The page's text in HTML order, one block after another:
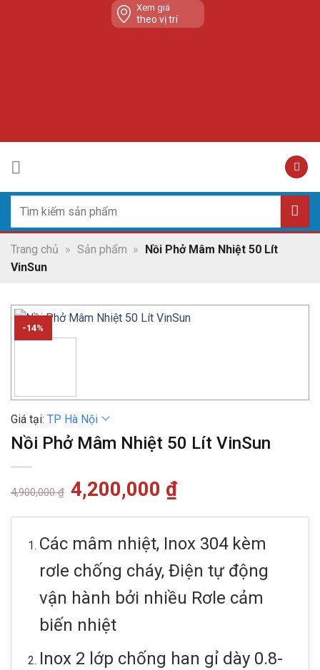
Xem giá
theo vị trí
kiếm:
Trang chủ » Sản phẩm » Nồi Phở Mâm Nhiệt 50 Lít
VinSun
-14%
Giá tại: TP Hà Nội
Nồi Phở Mâm Nhiệt 50 Lít VinSun
4,900,000₫
Giá
gốc
4,200,000 ₫Giá
4,200,000 ₫.
Các mâm nhiệt, Inox 304 kèm
rơle chống cháy, Điện tự động
vận hành bởi nhiều Rơle cảm
biến nhiệt
Inox 2 lớp chống han gỉ dày 0.8-